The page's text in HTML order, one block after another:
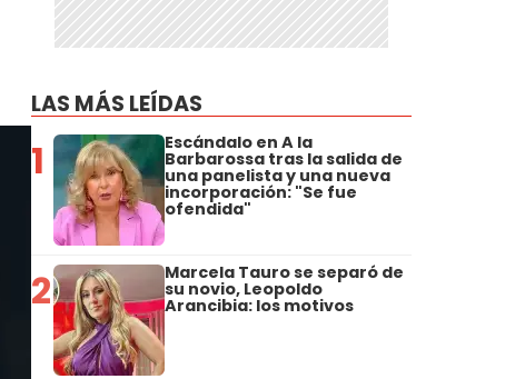
LAS MÁS LEÍDAS
1 Escándalo en A la
Barbarossa tras la salida de
una panelista y una nueva
incorporación: "Se fue
ofendida"
2 Marcela Tauro se separó de
su novio, Leopoldo
Arancibia: los motivos